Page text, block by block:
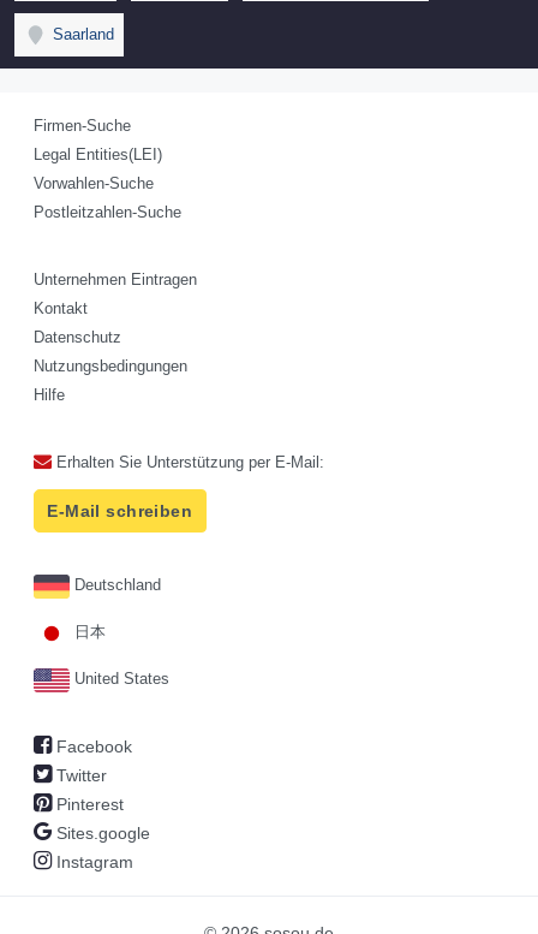
Saarland
Firmen-Suche
Legal Entities(LEI)
Vorwahlen-Suche
Postleitzahlen-Suche
Unternehmen Eintragen
Kontakt
Datenschutz
Nutzungsbedingungen
Hilfe
Erhalten Sie Unterstützung per E-Mail:
E-Mail schreiben
Deutschland
日本
United States
Facebook
Twitter
Pinterest
Sites.google
Instagram